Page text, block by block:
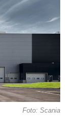
Foto: Scania